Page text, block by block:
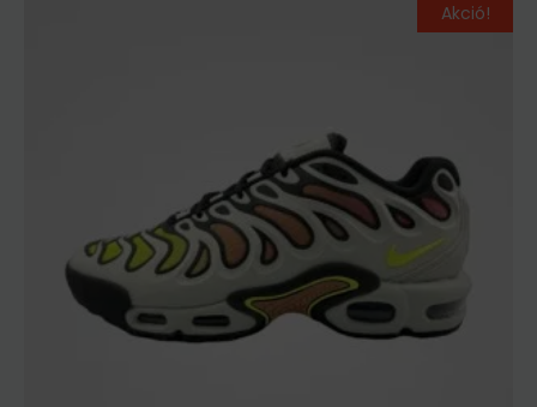
Akció!
variációja
van.
A
változatok
a
termékoldalon
választhatók